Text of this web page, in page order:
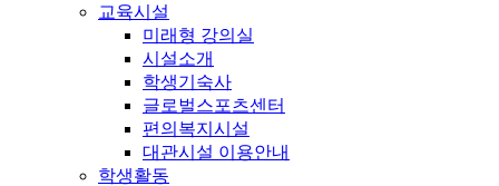
교육시설
미래형 강의실
시설소개
학생기숙사
글로벌스포츠센터
편의복지시설
대관시설 이용안내
학생활동